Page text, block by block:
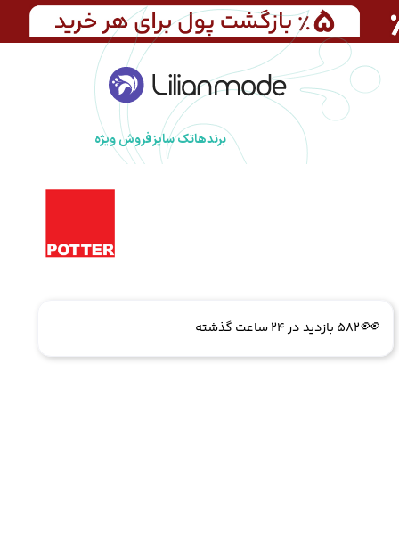
برندهاتک سایزفروش ویژه
👀582 بازدید در ۲۴ ساعت گذشته